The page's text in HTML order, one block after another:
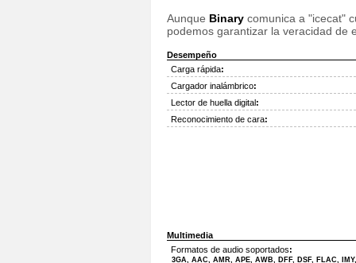
Aunque Binary comunica a "icecat"
podemos garantizar la veracidad de
Desempeño
Carga rápida:
Cargador inalámbrico:
Lector de huella digital:
Reconocimiento de cara:
Multimedia
Formatos de audio soportados:
3GA, AAC, AMR, APE, AWB, DFF, DSF, FLAC,